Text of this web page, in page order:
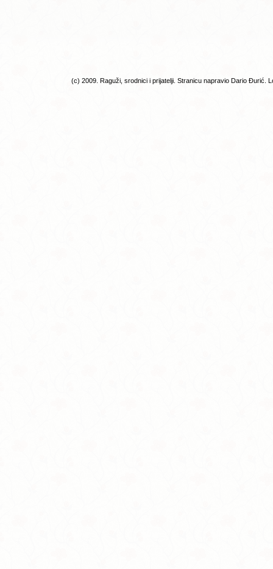
(c) 2009. Raguži, srodnici i prijatelji. Stranicu napravio Dario Đurić.